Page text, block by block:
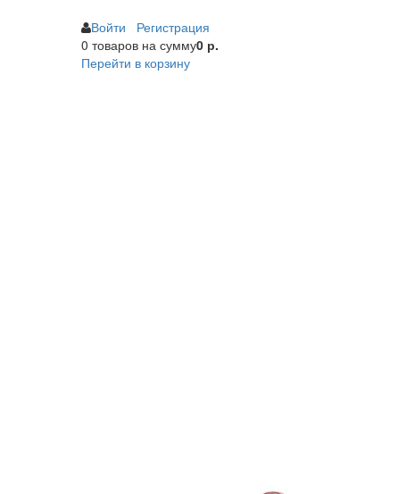
Войти
Регистрация
0 товаровна сумму0 р.
Перейти в корзину